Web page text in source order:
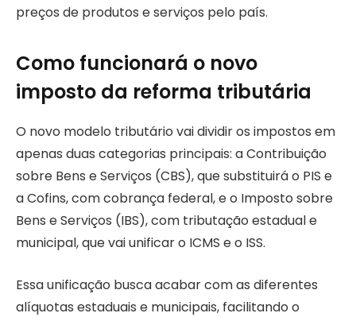
preços de produtos e serviços pelo país.
Como funcionará o novo
imposto da reforma tributária
O novo modelo tributário vai dividir os impostos em
apenas duas categorias principais: a Contribuição
sobre Bens e Serviços (CBS), que substituirá o PIS e
a Cofins, com cobrança federal, e o Imposto sobre
Bens e Serviços (IBS), com tributação estadual e
municipal, que vai unificar o ICMS e o ISS.
Essa unificação busca acabar com as diferentes
alíquotas estaduais e municipais, facilitando o